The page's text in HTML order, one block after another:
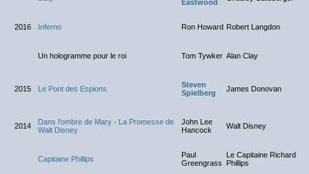
2016
Eastwood
Inferno Ron Howard Robert Langdon
Un hologramme pour le roi Tom Tywker Alan Clay
2015 Le Pont des Espions
Steven
Spielberg
James Donovan
2014
Dans l'ombre de Mary - La Promesse de
Walt Disney
John Lee
Hancock
Walt Disney
Capitaine Phillips
Paul
Greengrass
Le Capitaine Richard
Phillips